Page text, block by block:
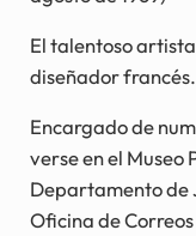
El talentoso artista
diseñador francés.
Encargado de
verse en el Museo
Departamento de
Oficina de